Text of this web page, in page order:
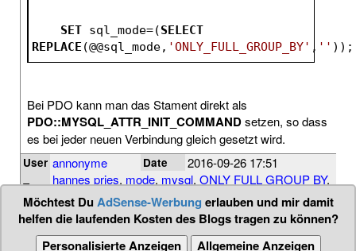
SET sql_mode=(SELECT
REPLACE (@@sql_mode, 'ONLY_FULL_GROUP_BY' , '' ));
Bei PDO kann man das Stament direkt als
PDO::MYSQL_ATTR_INIT_COMMANDsetzen, so dass
es bei jeder neuen Verbindung gleich gesetzt wird.
User annonyme Date 2016-09-26 17:51
Tags hannes pries, mode, mysql, ONLY FULL GROUP BY,
php , php7 update
Möchtest DuAdSense-Werbung erlauben und mir damit
helfen die laufenden Kosten des Blogs tragen zu können?
Personalisierte Anzeigen
Allgemeine Anzeigen